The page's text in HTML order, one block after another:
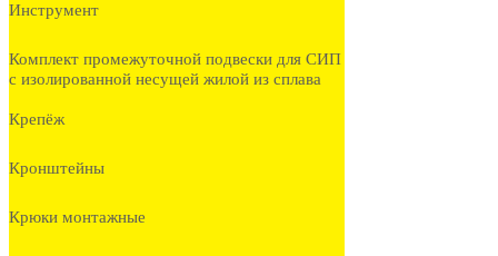
Инструмент
Комплект промежуточной подвески для СИП
с изолированной несущей жилой из сплава
Крепёж
Кронштейны
Крюки монтажные